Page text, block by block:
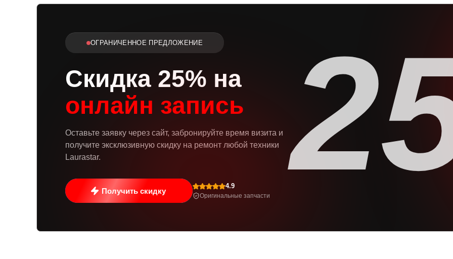
ОГРАНИЧЕННОЕ ПРЕДЛОЖЕНИЕ
Скидка 25% на
онлайн запись
Оставьте заявку через сайт, забронируйте время визита и
получите эксклюзивную скидку на ремонт любой техники
Laurastar.
Получить скидку
4.9
Оригинальные запчасти